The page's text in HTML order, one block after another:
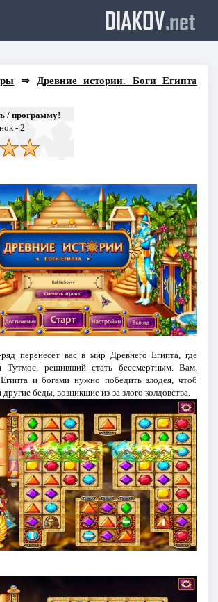
DIAKOV.net
⇒ Древние истории. Боги Египта
/ программу!
- 2
перенесет вас в мир Древнего Египта, где
Тутмос, решивший стать бессмертным. Вам,
и богами нужно победить злодея, чтоб
беды, возникшие из-за злого колдовства.